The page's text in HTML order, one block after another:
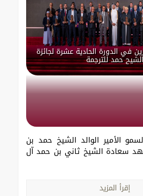
في الدورة الحادية عشرة لجائزة
الشيح حمد للترجمة
الأمير الوالد الشيخ حمد بن
سعادة الشيخ ثاني بن حمد آل
إقرأ المزيد